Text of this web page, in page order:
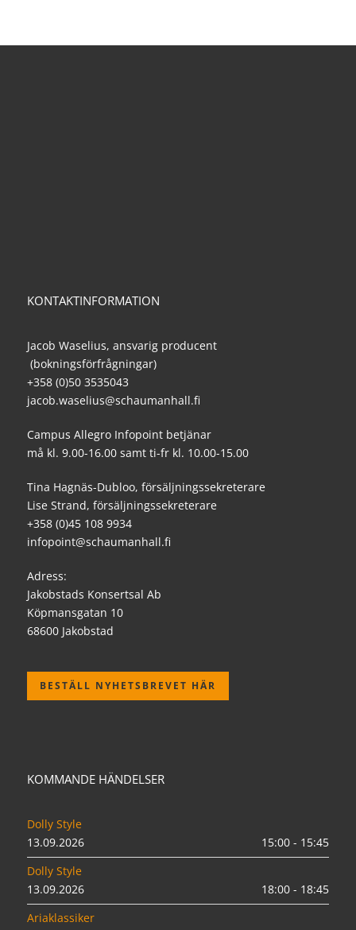
KONTAKTINFORMATION
Jacob Waselius, ansvarig producent
(bokningsförfrågningar)
+358 (0)50 3535043
jacob.waselius@schaumanhall.fi
Campus Allegro Infopoint betjänar
må kl. 9.00-16.00 samt ti-fr kl. 10.00-15.00
Tina Hagnäs-Dubloo, försäljningssekreterare
Lise Strand, försäljningssekreterare
+358 (0)45 108 9934
infopoint@schaumanhall.fi
Adress:
Jakobstads Konsertsal Ab
Köpmansgatan 10
68600 Jakobstad
BESTÄLL NYHETSBREVET HÄR
KOMMANDE HÄNDELSER
Dolly Style
13.09.2026
15:00 - 15:45
Dolly Style
13.09.2026
18:00 - 18:45
Ariaklassiker